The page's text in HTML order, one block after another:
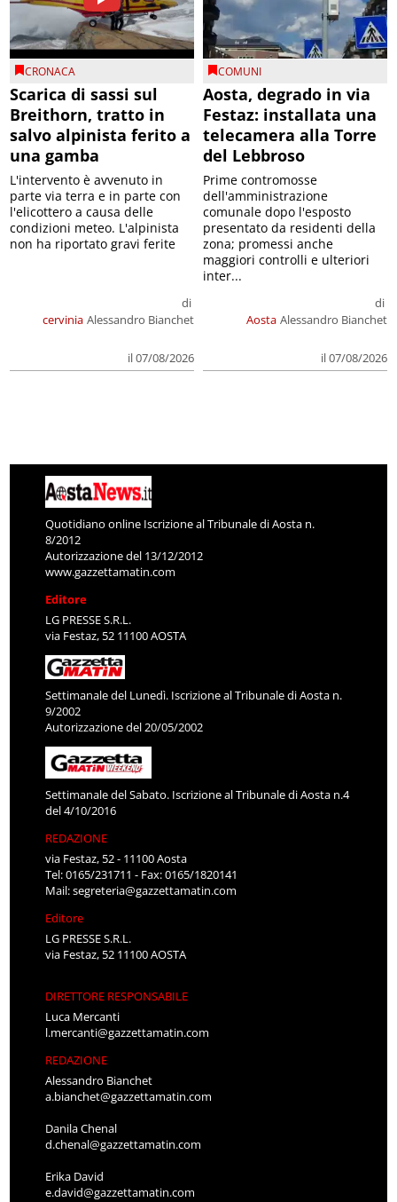
CRONACA
Scarica di sassi sul
Breithorn, tratto in
salvo alpinista ferito a
una gamba
cervinia
di
Alessandro Bianchet
il 07/08/2026
L'intervento è avvenuto in
parte via terra e in parte con
l'elicottero a causa delle
condizioni meteo. L'alpinista
non ha riportato gravi ferite
COMUNI
Aosta, degrado in via
Festaz: installata una
telecamera alla Torre
del Lebbroso
Aosta
di
Alessandro Bianchet
il 07/08/2026
Prime contromosse
dell'amministrazione
comunale dopo l'esposto
presentato da residenti della
zona; promessi anche
maggiori controlli e ulteriori
inter...
Quotidiano online Iscrizione al Tribunale di Aosta n.
8/2012
Autorizzazione del 13/12/2012
www.gazzettamatin.com
Editore
LG PRESSE S.R.L.
via Festaz, 52 11100 AOSTA
Settimanale del Lunedì. Iscrizione al Tribunale di Aosta n.
9/2002
Autorizzazione del 20/05/2002
Settimanale del Sabato. Iscrizione al Tribunale di Aosta n.4
del 4/10/2016
REDAZIONE
via Festaz, 52 - 11100 Aosta
Tel: 0165/231711 - Fax: 0165/1820141
Mail:segreteria@gazzettamatin.com
Editore
LG PRESSE S.R.L.
via Festaz, 52 11100 AOSTA
DIRETTORE RESPONSABILE
Luca Mercanti
l.mercanti@gazzettamatin.com
REDAZIONE
Alessandro Bianchet
a.bianchet@gazzettamatin.com
Danila Chenal
d.chenal@gazzettamatin.com
Erika David
e.david@gazzettamatin.com